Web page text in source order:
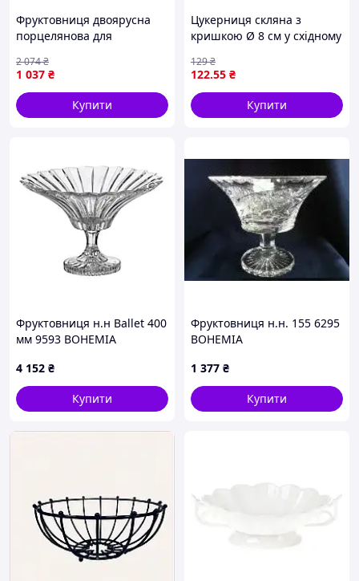
Фруктовниця двоярусна
порцелянова для
фруктів Снігова королева
ТМ INTEROS
1 037 ₴
2 074₴
Купити
Цукерниця скляна з
кришкою Ø 8 см у східному
122.55 ₴
129₴
Купити
Фруктовниця н.н Ballet 400
мм 9593 BOHEMIA
4 152 ₴
Купити
Фруктовниця н.н. 155 6295
BOHEMIA
1 377 ₴
Купити